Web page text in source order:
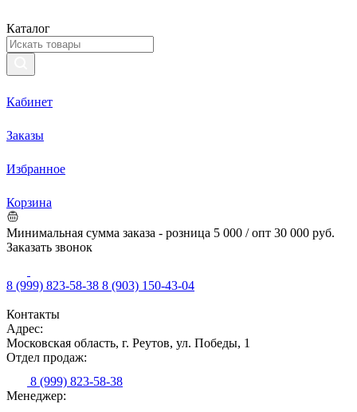
Каталог
Кабинет
Заказы
Избранное
Корзина
Минимальная сумма заказа - розница 5 000 / опт 30 000 руб.
Заказать звонок
8 (999) 823-58-38 8 (903) 150-43-04
Контакты
Адрес:
Московская область, г. Реутов, ул. Победы, 1
Отдел продаж:
8 (999) 823-58-38
Менеджер: